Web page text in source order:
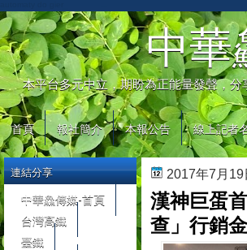
中華
本平台多元中立，期盼為正能量發聲，
首頁 報社簡介 本報公告 線上記者
2017年7月19
漢神巨蛋
查」行銷
連結分享
中華鱻傳媒-首頁
台灣高鐵
臺鐵